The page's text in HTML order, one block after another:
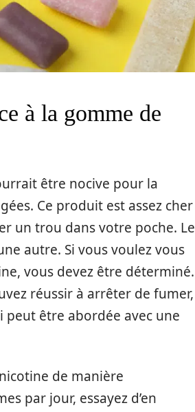
à la gomme de
être nocive pour la
Ce produit est assez cher
un trou dans votre poche. Le
autre. Si vous voulez vous
vous devez être déterminé.
réussir à arrêter de fumer,
peut être abordée avec une
de manière
par jour, essayez d’en